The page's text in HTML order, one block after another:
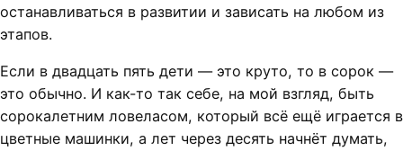
останавливаться в развитии и зависать на любом из
этапов.
Если в двадцать пять дети — это круто, то в сорок —
это обычно. И как-то так себе, на мой взгляд, быть
сорокалетним ловеласом, который всё ещё играется в
цветные машинки, а лет через десять начнёт думать,